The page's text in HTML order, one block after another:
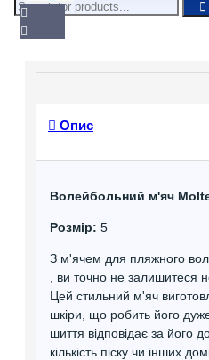
Опис
Волейбольний м'яч
Розмір: 5
З м'ячем для пляжного
, ви точно не залишитеся
Цей стильний м'яч
шкіри, що робить його
шиття відповідає за його
кількість піску чи інших